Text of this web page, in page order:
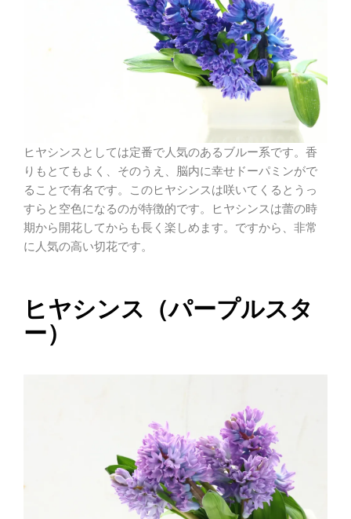
ヒヤシンスとしては定番で人気のあるブルー系です。香
りもとてもよく、そのうえ、脳内に幸せドーパミンがで
ることで有名です。このヒヤシンスは咲いてくるとうっ
すらと空色になるのが特徴的です。ヒヤシンスは蕾の時
期から開花してからも長く楽しめます。ですから、非常
に人気の高い切花です。
ヒヤシンス（パープルスタ
ー）